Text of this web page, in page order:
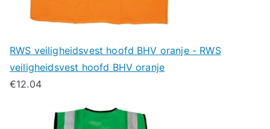
RWS veiligheidsvest hoofd BHV oranje - RWS
veiligheidsvest hoofd BHV oranje
€12.04